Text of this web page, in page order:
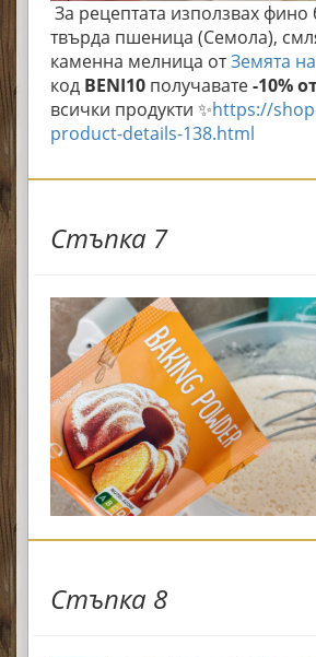
За рецептата използвах фино
твърда пшеница (Семола),
каменна мелница отЗемята
код BENI10 получавате-10%
всички продукти ✨https://
product-details-138.html
Стъпка 7
Стъпка 8